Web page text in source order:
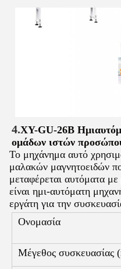
4.XY-GU-26B
ομάδων ιστών
Το μηχάνημα αυτό
μαλακών μαγνητοειδών
μεταφέρεται αυτόματα
είναι ημι-αυτόματη
εργάτη για την
Ονομασία
Μέγεθος συσκευασίας